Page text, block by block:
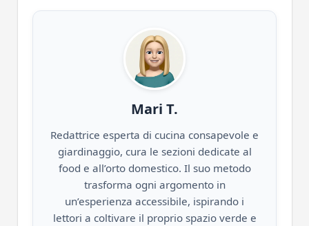
Mari T.
Redattrice esperta di cucina consapevole e
giardinaggio, cura le sezioni dedicate al
food e all’orto domestico. Il suo metodo
trasforma ogni argomento in
un’esperienza accessibile, ispirando i
lettori a coltivare il proprio spazio verde e